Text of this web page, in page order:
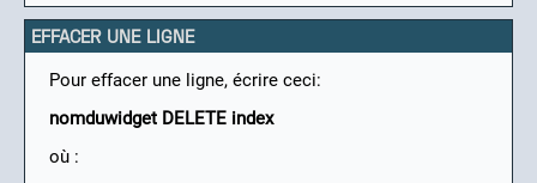
EFFACER UNE LIGNE
Pour effacer une ligne, écrire ceci:
nomduwidget DELETE index
où :